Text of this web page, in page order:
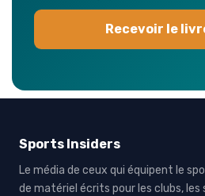
Recevoir le
Sports Insiders
Le média de ceux qui équipent le
de matériel écrits pour les clubs, les